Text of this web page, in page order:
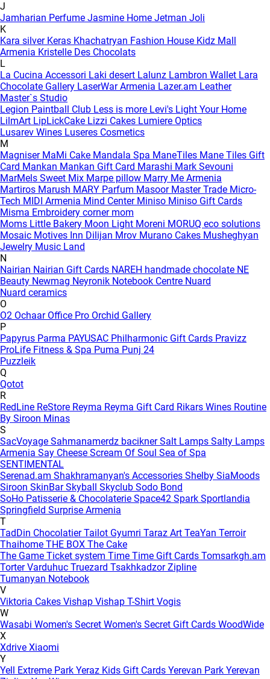
J
Jamharian Perfume Jasmine Home Jetman Joli
K
Kara silver Keras Khachatryan Fashion House Kidz Mall
Armenia Kristelle Des Chocolats
L
La Cucina Accessori Laki desert Lalunz Lambron Wallet Lara
Chocolate Gallery LaserWar Armenia Lazer.am Leather
Master`s Studio
Legion Paintball Club Less is more Levi's Light Your Home
LilmArt LipLickCake Lizzi Cakes Lumiere Optics
Lusarev Wines Luseres Cosmetics
M
Magniser MaMi Cake Mandala Spa ManeTiles Mane Tiles Gift
Card Mankan Mankan Gift Card Marashi Mark Sevouni
MarMels Sweet Mix Marpe pillow Marry Me Armenia
Martiros Marush MARY Parfum Masoor Master Trade Micro-
Tech MIDI Armenia Mind Center Miniso Miniso Gift Cards
Misma Embroidery corner mom
Moms Little Bakery Moon Light Moreni MORUQ eco solutions
Mosaic Motives Inn Dilijan Mrov Murano Cakes Musheghyan
Jewelry Music Land
N
Nairian Nairian Gift Cards NAREH handmade chocolate NE
Beauty Newmag Neyronik Notebook Centre Nuard
Nuard ceramics
O
O2 Ochaar Office Pro Orchid Gallery
P
Papyrus Parma PAYUSAC Philharmonic Gift Cards Pravizz
ProLife Fitness & Spa Puma Punj 24
Puzzleik
Q
Qotot
R
RedLine ReStore Reyma Reyma Gift Card Rikars Wines Routine
By Siroon Minas
S
SacVoyage Sahmanamerdz baciknerSalt Lamps Salty Lamps
Armenia Say Cheese Scream Of Soul Sea of Spa
SENTIMENTAL
Serenad.am Shakhramanyan's Accessories Shelby SiaMoods
Siroon SkinBarSkyball Skyclub Sodo Bond
SoHo Patisserie & Chocolaterie Space42 Spark Sportlandia
Springfield Surprise Armenia
T
TadDin ChocolatierTailot Gyumri Taraz Art TeaYan Terroir
Thaihome THE BOX The Cake
The Game Ticket system Time Time Gift Cards Tomsarkgh.am
Torter Varduhuc Truezard Tsakhkadzor Zipline
Tumanyan Notebook
V
Viktoria Cakes Vishap Vishap T-Shirt Vogis
W
Wasabi Women's Secret Women's Secret Gift Cards WoodWide
X
Xdrive Xiaomi
Y
Yell Extreme Park Yeraz Kids Gift Cards Yerevan Park Yerevan